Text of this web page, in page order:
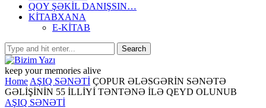
QOY ŞƏKİL DANIŞSIN…
KİTABXANA
E-KİTAB
keep your memories alive
Home AŞIQ SƏNƏTİ ÇOPUR ƏLƏSGƏRİN SƏNƏTƏ
GƏLİŞİNİN 55 İLLİYİ TƏNTƏNƏ İLƏ QEYD OLUNUB
AŞIQ SƏNƏTİ